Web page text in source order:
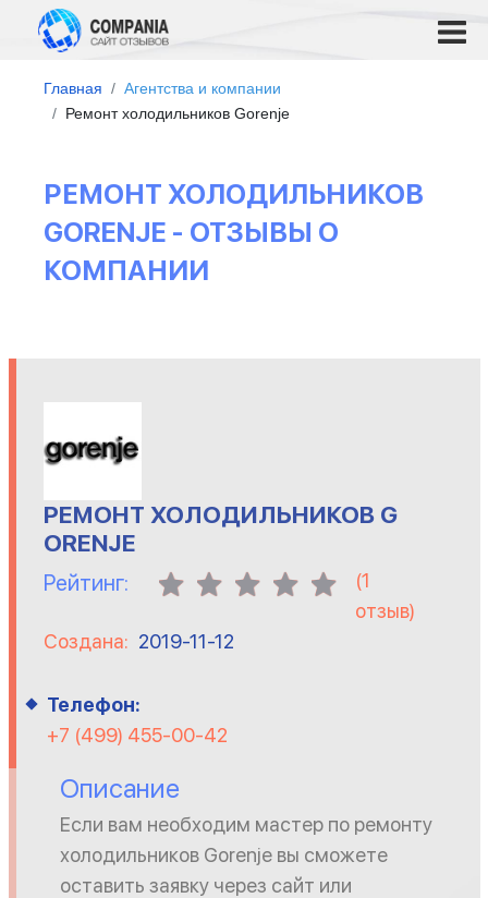
Главная
Агентства и компании
Ремонт холодильников Gorenje
РЕМОНТ ХОЛОДИЛЬНИКОВ
GORENJE - ОТЗЫВЫ О
КОМПАНИИ
РЕМОНТ ХОЛОДИЛЬНИКОВ G
ORENJE
Рейтинг: (1
отзыв)
Создана: 2019-11-12
Телефон:
+7 (499) 455-00-42
Описание
Если вам необходим мастер по ремонту
холодильников Gorenje вы сможете
оставить заявку через сайт или